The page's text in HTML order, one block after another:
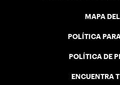
MAPA
POLÍTICA
POLÍTICA DE
ENCUENTRA